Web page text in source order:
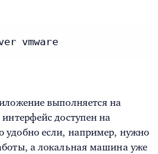
vmware
выполняется на
доступен на
удобно если, например, нужно
а локальная машина уже